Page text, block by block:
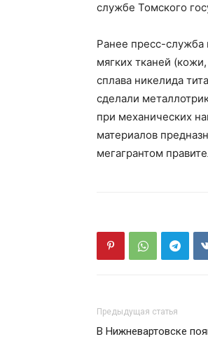
службе Томского
Ранее пресс-служба
мягких тканей
сплава никелида
сделали
при механических
материалов
мегагрантом
Предыдущая статья
В Нижневартовске